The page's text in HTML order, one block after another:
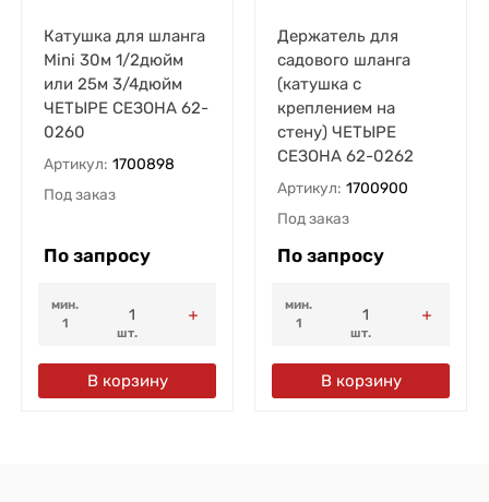
Катушка для шланга
Mini 30м 1/2дюйм
или 25м 3/4дюйм
ЧЕТЫРЕ СЕЗОНА 62-
0260
Артикул: 1700898
Под заказ
По запросу
мин.
1
шт.
В корзину
Держатель для
садового шланга
(катушка с
креплением на
стену) ЧЕТЫРЕ
СЕЗОНА 62-0262
Артикул: 1700900
Под заказ
По запросу
мин.
1
шт.
В корзину